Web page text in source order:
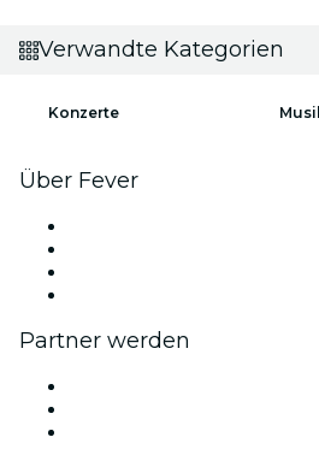
Verwandte Kategorien
Konzerte
Über Fever
Partner werden